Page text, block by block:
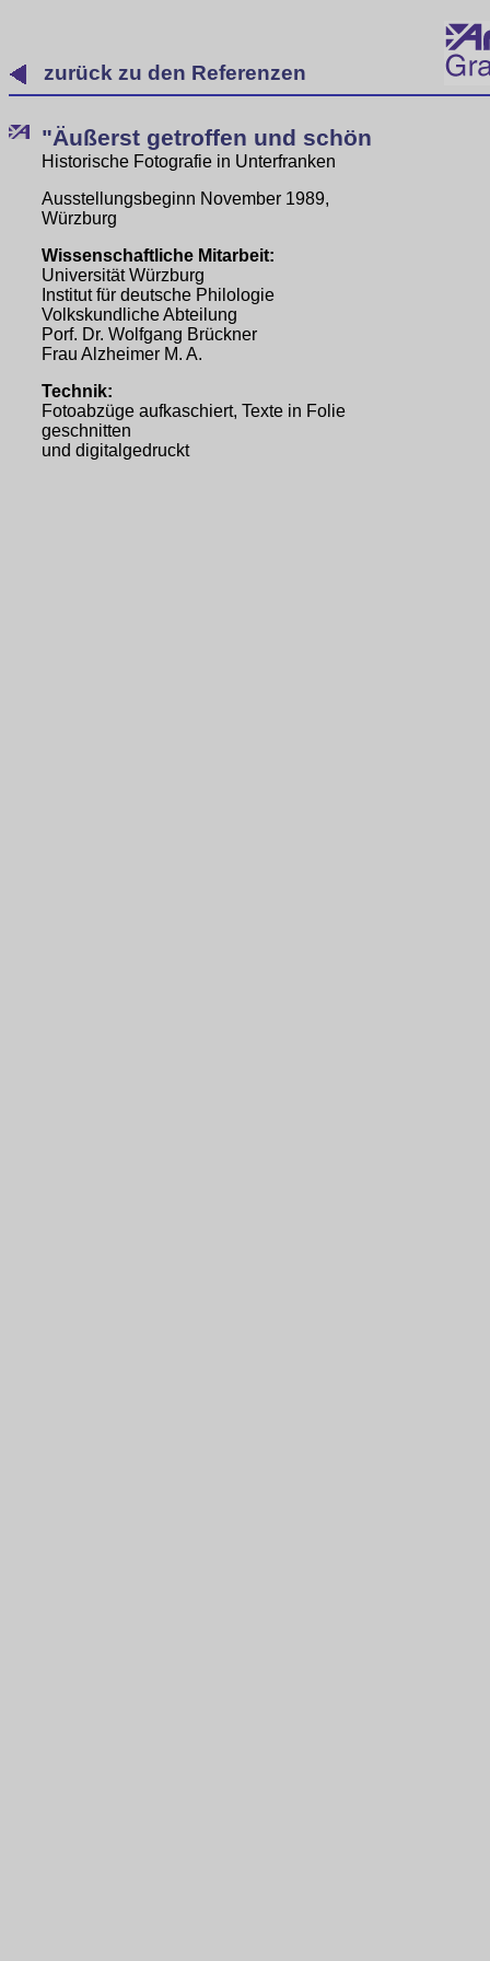
zurück zu den Referenzen
"Äußerst getroffen und schön
Historische Fotografie in Unterfranken
Ausstellungsbeginn November 1989,
Würzburg
Wissenschaftliche Mitarbeit:
Universität Würzburg
Institut für deutsche Philologie
Volkskundliche Abteilung
Porf. Dr. Wolfgang Brückner
Frau Alzheimer M. A.
Technik:
Fotoabzüge aufkaschiert, Texte in Folie
geschnitten
und digitalgedruckt